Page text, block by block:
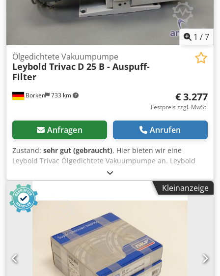
1 /7
Borken 733 km
Ölgedichtete Vakuumpumpe
Leybold Trivac D 25 B - Auspuff-
Filter
€ 3.277
Festpreis zzgl. MwSt.
Anfragen Anrufen
Zustand: sehr gut (gebraucht), Hier bieten wir eine
Leybold Trivac Ölgedichtete Vakuumpumpe an. Leybold
Trivac Ölgedichtete Vakuumpumpe mit Auspuff-Filter
Dcsdpfx Agjzdqq Eoxsk Leybold TRIVAC D 25 B Ölgedichtete
Vakuumpumpe 2.5 x 10⁻³ mbar Saugvermögen (50 Hz): 25.7
m³/h Saugvermögen (60 Hz): 30.8 m³/h Auspuff-Filter mit
Ölrückführung ARS 16-25 Typ: D 25 B Zustand: gebraucht /
used Lieferumfang: (Siehe Bild) (Änderungen und Irrtümer
in den technischen Daten, Angaben sind vorbehalten!)
Weitere Fragen können wir gerne am Telefon für Sie
beantworten.
Kleinanzeige